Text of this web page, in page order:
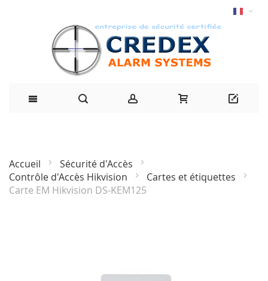
Accueil
Sécurité d'Accès
Contrôle d'Accès Hikvision
Cartes et étiquettes
Carte EM Hikvision DS-KEM125